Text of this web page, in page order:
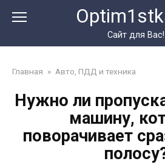
Сайт для Вас!
Главная » Авто, ПДД и техника
Нужно ли
машину,
поворачивает